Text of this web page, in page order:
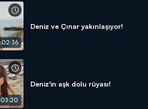
Deniz ve Çınar yakınlaşıyor!
Deniz'in aşk dolu rüyası!